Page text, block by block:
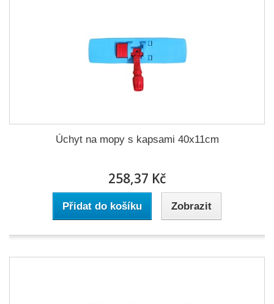
Úchyt na mopy s kapsami 40x11cm
258,37 Kč
Přidat do košíku Zobrazit